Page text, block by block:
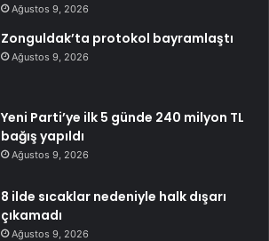
Ağustos 9, 2026
Zonguldak’ta protokol bayramlaştı
Ağustos 9, 2026
Yeni Parti’ye ilk 5 günde 240 milyon TL
bağış yapıldı
Ağustos 9, 2026
8 ilde sıcaklar nedeniyle halk dışarı
çıkamadı
Ağustos 9, 2026